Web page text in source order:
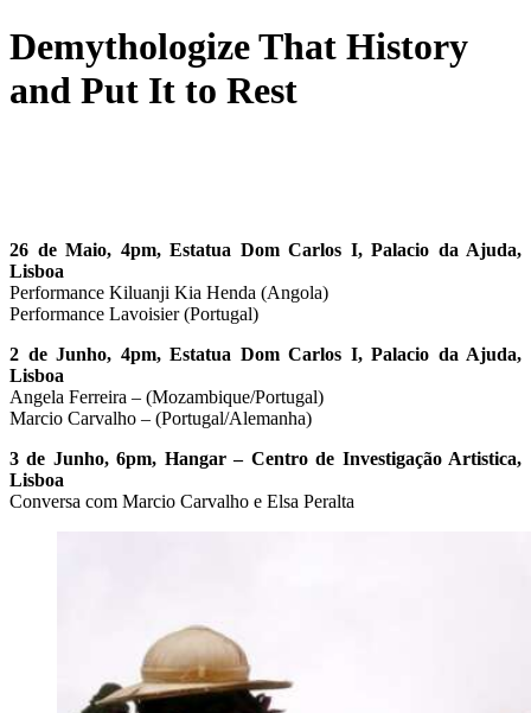
Demythologize That History
and Put It to Rest
26 de Maio, 4pm, Estatua Dom Carlos I, Palacio da Ajuda,
Lisboa
Performance Kiluanji Kia Henda (Angola)
Performance Lavoisier (Portugal)
2 de Junho, 4pm, Estatua Dom Carlos I, Palacio da Ajuda,
Lisboa
Angela Ferreira – (Mozambique/Portugal)
Marcio Carvalho – (Portugal/Alemanha)
3 de Junho, 6pm, Hangar – Centro de Investigação Artistica,
Lisboa
Conversa com Marcio Carvalho e Elsa Peralta